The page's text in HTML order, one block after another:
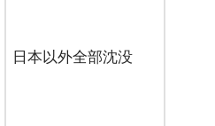
日本以外全部沈没